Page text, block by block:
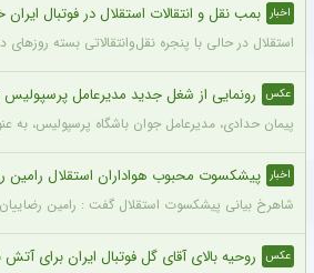
اخبار بمب نقل و انتقالات استقلال در فوتبال
استقلال در حالی با پنجره نقل‌وانتقالاتی بسته
عکس رونمایی از شغل جدید مدیرعامل
پیمان حدادی، مدیرعامل جوان باشگاه پرسپولیس،
اخبار پیشکسوت محبوب هواداران استقلال رامین رضاییان را
شاهرخ بیانی پیشکسوت استقلال گفت : رامین رضاییان
عکس روحیه بالای آقای گل فوتبال ایران برای آتش